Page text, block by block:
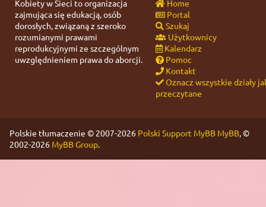
Kobiety w Sieci to organizacja
zajmująca się edukacją, osób
dorosłych, związaną z szeroko
rozumianymi prawami
reprodukcyjnymi ze szczególnym
uwzględnieniem prawa do aborcji.
Home
Portal
Szukaj
Użytkownicy
Kalendarz
Pomoc
Kontakt
Oznacz wszystkie działy
przeczytane
Polskie tłumaczenie © 2007-2026 Polski Support MyBB MyBB, ©
2002-2026 MyBB Group.